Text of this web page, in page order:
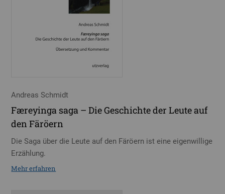
Andreas Schmidt
Færeyinga saga – Die Geschichte der Leute auf
den Färöern
Die Saga über die Leute auf den Färöern ist eine eigenwillige
Erzählung.
Mehr erfahren